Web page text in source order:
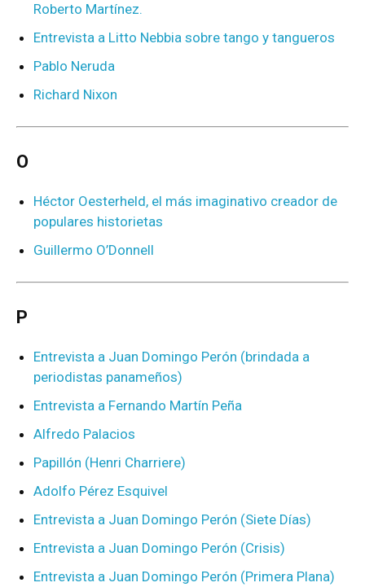
Roberto Martínez.
Entrevista a Litto Nebbia sobre tango y tangueros
Pablo Neruda
Richard Nixon
O
Héctor Oesterheld, el más imaginativo creador de
populares historietas
Guillermo O’Donnell
P
Entrevista a Juan Domingo Perón (brindada a
periodistas panameños)
Entrevista a Fernando Martín Peña
Alfredo Palacios
Papillón (Henri Charriere)
Adolfo Pérez Esquivel
Entrevista a Juan Domingo Perón (Siete Días)
Entrevista a Juan Domingo Perón (Crisis)
Entrevista a Juan Domingo Perón (Primera Plana)